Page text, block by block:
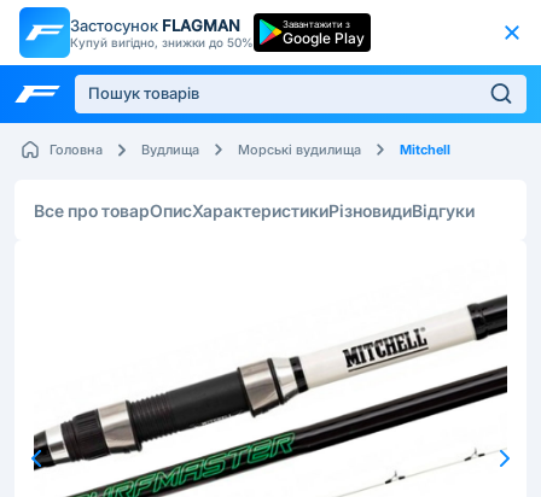
Застосунок FLAGMAN
Купуй вигідно, знижки до 50%
Завантажити з
Google Play
Головна Вудлища Морські вудилища Mitchell
Все про товарОписХарактеристикиРізновидиВідгуки